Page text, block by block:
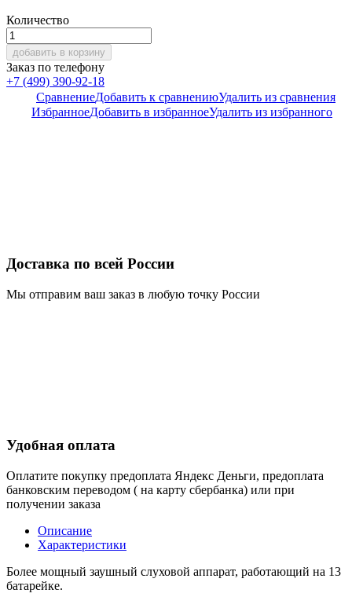
Количество
добавить в корзину
Заказ по телефону
+7 (499) 390-92-18
СравнениеДобавить к сравнениюУдалить из сравнения
ИзбранноеДобавить в избранноеУдалить из избранного
Доставка по всей России
Мы отправим ваш заказ в любую точку России
Удобная оплата
Оплатите покупку предоплата Яндекс Деньги, предоплата
банковским переводом ( на карту сбербанка) или при
получении заказа
Описание
Характеристики
Более мощный заушный слуховой аппарат, работающий на 13
батарейке.